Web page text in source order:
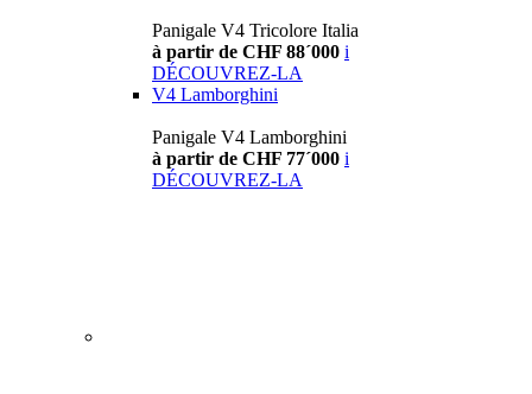
Panigale V4 Tricolore Italia
à partir de CHF 88´000 i
DÉCOUVREZ-LA
V4 Lamborghini
Panigale V4 Lamborghini
à partir de CHF 77´000 i
DÉCOUVREZ-LA